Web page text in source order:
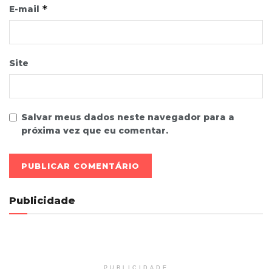
E-mail *
Site
Salvar meus dados neste navegador para a
próxima vez que eu comentar.
Publicidade